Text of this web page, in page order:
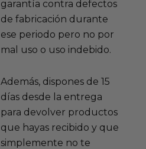
garantía contra defectos
de fabricación durante
ese periodo pero no por
mal uso o uso indebido.
Además, dispones de 15
días desde la entrega
para devolver productos
que hayas recibido y que
simplemente no te